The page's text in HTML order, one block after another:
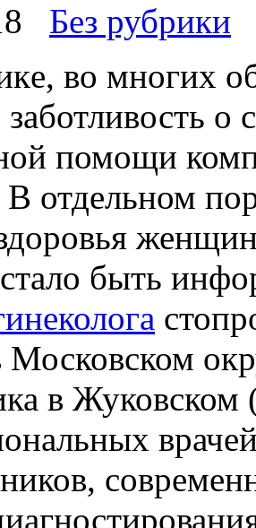
Без рубрики
во многих
о
помощи
отдельном
быть
в